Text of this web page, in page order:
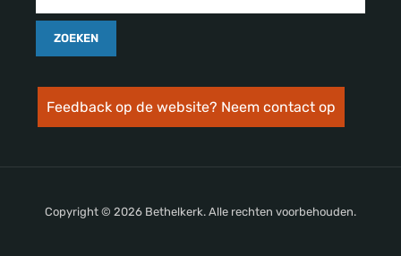
Feedback op de website? Neem contact op
Copyright © 2026 Bethelkerk. Alle rechten voorbehouden.